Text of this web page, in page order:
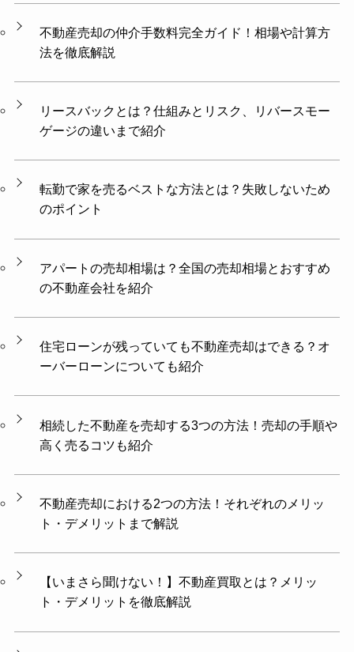
不動産売却の仲介手数料完全ガイド！相場や計算方
法を徹底解説
リースバックとは？仕組みとリスク、リバースモー
ゲージの違いまで紹介
転勤で家を売るベストな方法とは？失敗しないため
のポイント
アパートの売却相場は？全国の売却相場とおすすめ
の不動産会社を紹介
住宅ローンが残っていても不動産売却はできる？オ
ーバーローンについても紹介
相続した不動産を売却する3つの方法！売却の手順や
高く売るコツも紹介
不動産売却における2つの方法！それぞれのメリッ
ト・デメリットまで解説
【いまさら聞けない！】不動産買取とは？メリッ
ト・デメリットを徹底解説